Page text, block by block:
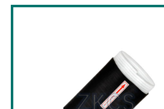
DE